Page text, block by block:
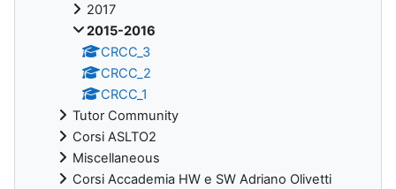
2017
2015-2016
CRCC_3
CRCC_2
CRCC_1
Tutor Community
Corsi ASLTO2
Miscellaneous
Corsi Accademia HW e SW Adriano Olivetti